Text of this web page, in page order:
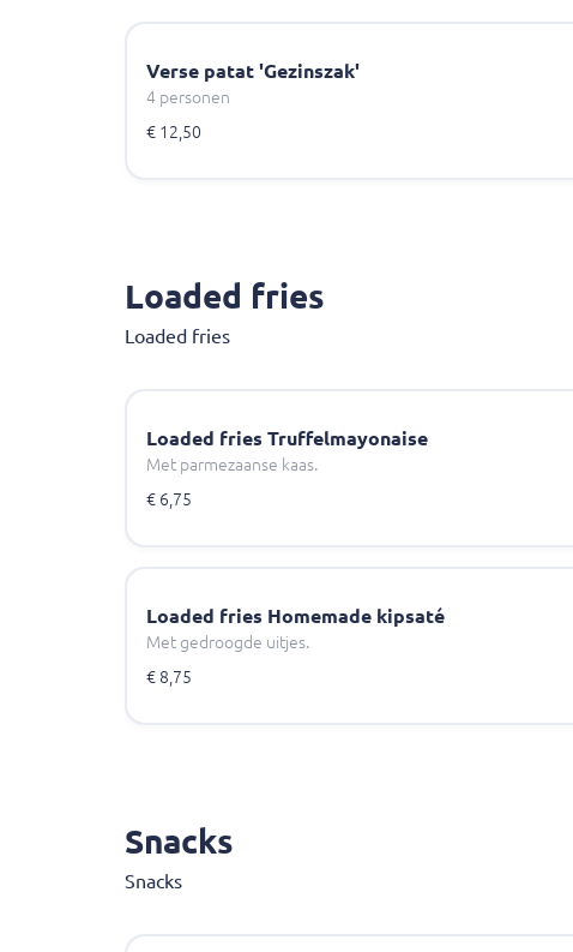
Verse patat 'Gezinszak'
4 personen
€ 12,50
Loaded fries
Loaded fries
Loaded fries Truffelmayonaise
Met parmezaanse kaas.
€ 6,75
Loaded fries Homemade kipsaté
Met gedroogde uitjes.
€ 8,75
Snacks
Snacks